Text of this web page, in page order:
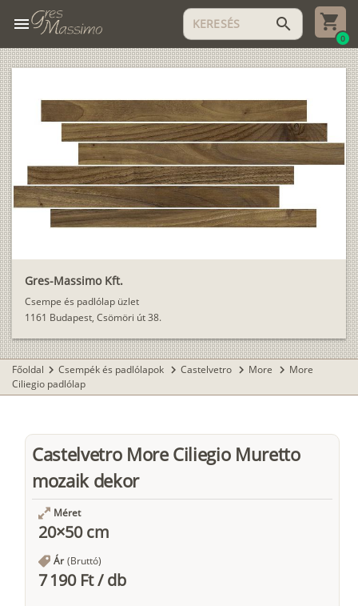
menu search
0
Gres-Massimo Kft.
Csempe és padlólap üzlet
1161 Budapest, Csömöri út 38.
Főoldal chevron_right Csempék és padlólapok chevron_right Castelvetro chevron_right More chevron_right More
Ciliegio padlólap
Castelvetro More Ciliegio Muretto
mozaik dekor
Méret
20×50 cm
Ár (Bruttó)
7 190 Ft/db